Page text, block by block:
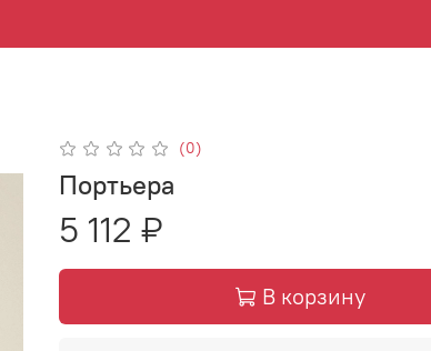
(0)
Портьера
5 112 ₽
В корзину